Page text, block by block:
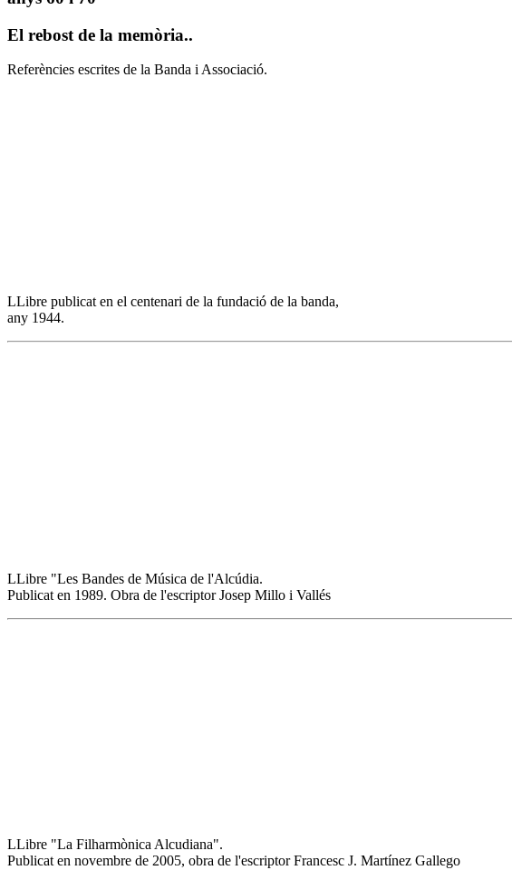
El rebost de la memòria..
Referències escrites de la Banda i Associació.
LLibre publicat en el centenari de la fundació de la banda,
any 1944.
LLibre "Les Bandes de Música de l'Alcúdia.
Publicat en 1989. Obra de l'escriptor Josep Millo i Vallés
LLibre "La Filharmònica Alcudiana".
Publicat en novembre de 2005, obra de l'escriptor Francesc J. Martínez Gallego